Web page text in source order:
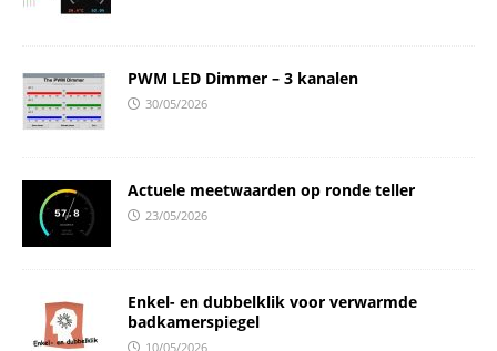
PWM LED Dimmer – 3 kanalen
30/05/2026
Actuele meetwaarden op ronde teller
23/05/2026
Enkel- en dubbelklik voor verwarmde
badkamerspiegel
10/05/2026